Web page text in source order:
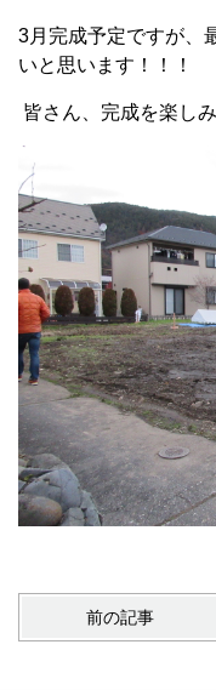
3月完成予定ですが、
いと思います！！！
皆さん、完成を楽しみ
前の記事